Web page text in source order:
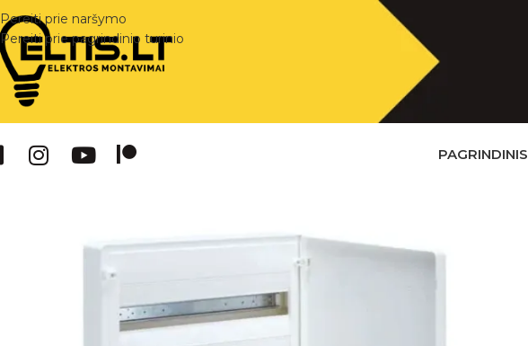
Pereiti prie naršymo
Pereiti prie pagrindinio turinio
PAGRINDINIS